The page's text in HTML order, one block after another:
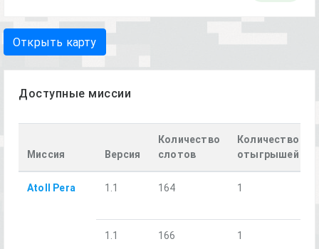
Открыть карту
Доступные миссии
Миссия Версия
Количество
слотов
Количество
отыгрышей
Atoll Pera 1.1 164 1
1.1 166 1